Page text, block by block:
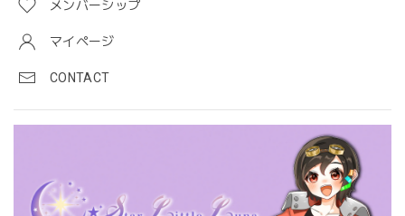
メンバーシップ
マイページ
CONTACT